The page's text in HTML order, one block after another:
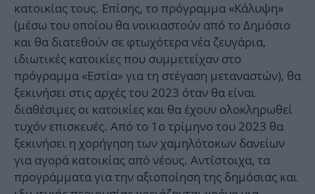
κατοικίας τους. Επίσης, το πρόγραμμα «Κάλυψη»
(μέσω του οποίου θα νοικιαστούν από το Δημόσιο
και θα διατεθούν σε φτωχότερα νέα ζευγάρια,
ιδιωτικές κατοικίες που συμμετείχαν στο
πρόγραμμα «Εστία» για τη στέγαση μεταναστών), θα
ξεκινήσει στις αρχές του 2023 όταν θα είναι
διαθέσιμες οι κατοικίες και θα έχουν ολοκληρωθεί
τυχόν επισκευές. Από το 1ο τρίμηνο του 2023 θα
ξεκινήσει η χορήγηση των χαμηλότοκων δανείων
για αγορά κατοικίας από νέους. Αντίστοιχα, τα
προγράμματα για την αξιοποίηση της δημόσιας και